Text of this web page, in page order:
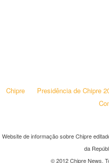
Chipre Presidência de Chipre
Website de informação sobre Chipre
da
© 2012 Chipre News.